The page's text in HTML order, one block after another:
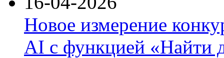
Новое измерение
AI с функцией «Найти